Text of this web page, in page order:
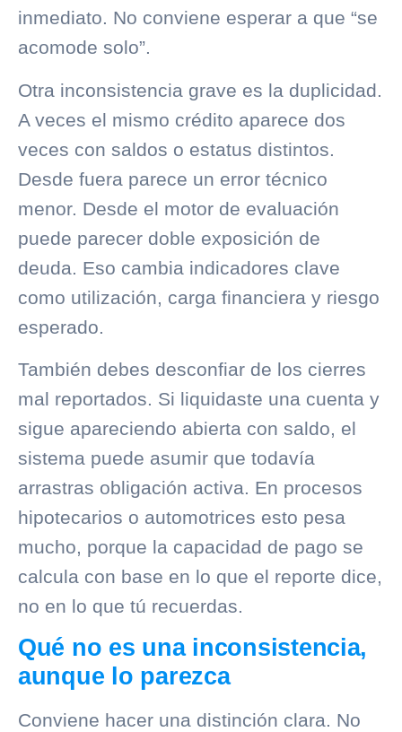
inmediato. No conviene esperar a que “se
acomode solo”.
Otra inconsistencia grave es la duplicidad.
A veces el mismo crédito aparece dos
veces con saldos o estatus distintos.
Desde fuera parece un error técnico
menor. Desde el motor de evaluación
puede parecer doble exposición de
deuda. Eso cambia indicadores clave
como utilización, carga financiera y riesgo
esperado.
También debes desconfiar de los cierres
mal reportados. Si liquidaste una cuenta y
sigue apareciendo abierta con saldo, el
sistema puede asumir que todavía
arrastras obligación activa. En procesos
hipotecarios o automotrices esto pesa
mucho, porque la capacidad de pago se
calcula con base en lo que el reporte dice,
no en lo que tú recuerdas.
Qué no es una inconsistencia,
aunque lo parezca
Conviene hacer una distinción clara. No